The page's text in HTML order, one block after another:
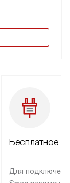
Бесплатное
Для